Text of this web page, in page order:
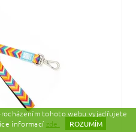
tohoto webu vyjadřujete
informací zde. ROZUMÍM